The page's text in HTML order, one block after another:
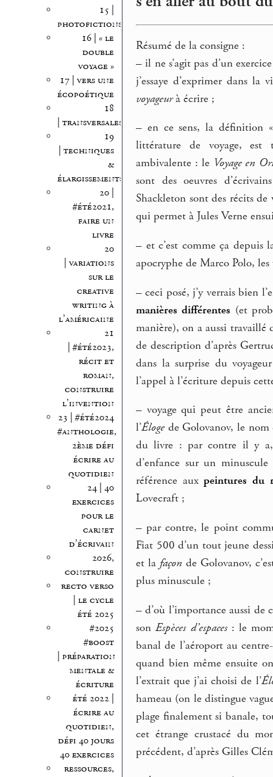
15 |
photofictions
16 | « le
double
voyage »
17 | vers une
écopoétique
18
| transversales
19
| techniques
&
élargissements
20 |
#été2021,
faire un
livre
20
| variations
sur le
creative
writing à
l’américaine
21
| #été2023,
récit et
roman,
construire
l’invention
23 | #été2024
#anthologie,
2ème défi
écrire au
quotidien
24 | 40
exercices
pour le
carnet
d’écrivain
2026,
construire
recto verso
| le cycle
été 2025
#2025
#boost
| préparation
mentale &
écriture
été 2022 |
écrire au
quotidien,
défi 40 jours
40 exercices
ressources,
Résumé de la consigne :
– il ne s’agit pas d’un
j’essaye d’exprimer dans
voyageurà écrire ;
– en ce sens, la définition
littérature de voyage, est
ambivalente : le Voyage en
sont des oeuvres
Shackleton sont des récits
qui permet à Jules Verne
– et c’est comme ça depuis
apocryphe de Marco Polo,
– ceci posé, j’y verrais bien
manières différentes (et
manière), on a aussi travaillé
de description d’après
dans la surprise du
l’appel à l’écriture depuis
– voyage qui peut être
l’Éloge de Golovanov, le nom
du livre : par contre il y a,
d’enfance sur un
référence auxpeintures du
Lovecraft ;
– par contre, le point
Fiat 500 d’un tout jeune
et la façon de Golovanov,
plus minuscule ;
– d’où l’importance aussi de
sonEspèces d’espaces: le
banal de l’aéroport au
quand bien même ensuite
l’extrait que j’ai choisi de l’
hameau (on le distingue
plage finalement si banale,
cet étrange crustacé du
précédent, d’après Gilles